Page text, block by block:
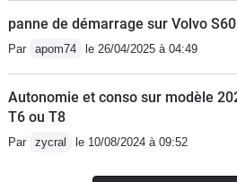
panne de démarrage sur Volvo
Par apom74 le 26/04/2025 à 04:49
Autonomie et conso sur modèle
T6 ou T8
Par zycral le 10/08/2024 à 09:52